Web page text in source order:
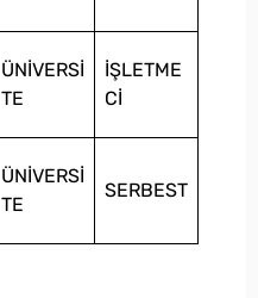
ÜNİVERSİ
TE
İŞLETME
Cİ
ÜNİVERSİ
TE
SERBEST